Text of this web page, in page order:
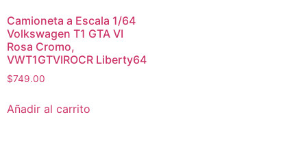
Camioneta a Escala 1/64
Volkswagen T1 GTA VI
Rosa Cromo,
VWT1GTVIROCR Liberty64
$749.00
Añadir al carrito